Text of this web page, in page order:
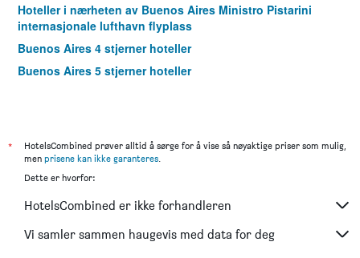
Hoteller i nærheten av Buenos Aires Ministro Pistarini
internasjonale lufthavn flyplass
Buenos Aires 4 stjerner hoteller
Buenos Aires 5 stjerner hoteller
*
HotelsCombined prøver alltid å sørge for å vise så nøyaktige priser som mulig,
men prisene kan ikke garanteres.
Dette er hvorfor:
HotelsCombined er ikke forhandleren
Vi samler sammen haugevis med data for deg